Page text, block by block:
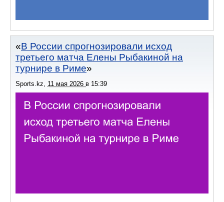
В России спрогнозировали исход
третьего матча Елены Рыбакиной на
турнире в Риме
Sports.kz, 11 мая 2026 в 15:39